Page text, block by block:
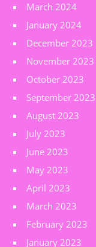
March 2024
January 2024
December 2023
November 2023
October 2023
September 2023
August 2023
July 2023
June 2023
May 2023
April 2023
March 2023
February 2023
January 2023